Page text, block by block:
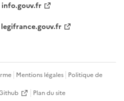
info.gouv.fr
legifrance.gouv.fr
Mentions légales Politique de
Plan du site